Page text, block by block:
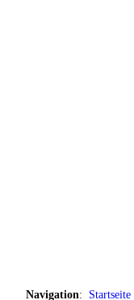
Navigation: Startseite|